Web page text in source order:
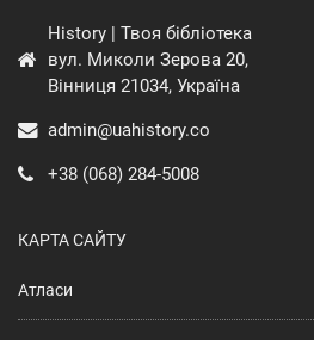
History | Твоя бібліотека
вул. Миколи Зерова 20,
Вінниця 21034, Україна
admin@uahistory.co
+38 (068) 284-5008
КАРТА САЙТУ
Атласи